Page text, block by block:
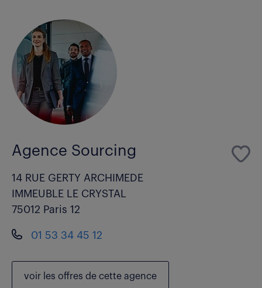
Agence Sourcing
14 RUE GERTY ARCHIMEDE
IMMEUBLE LE CRYSTAL
75012 Paris 12
01 53 34 45 12
voir les offres de cette agence